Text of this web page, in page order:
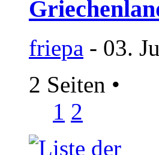
friepa - 03.
2 Seiten •
1 2